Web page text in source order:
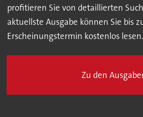
profitieren Sie von detaillierten
aktuellste Ausgabe können Sie bis
Erscheinungstermin kostenlos lesen.
Zu den